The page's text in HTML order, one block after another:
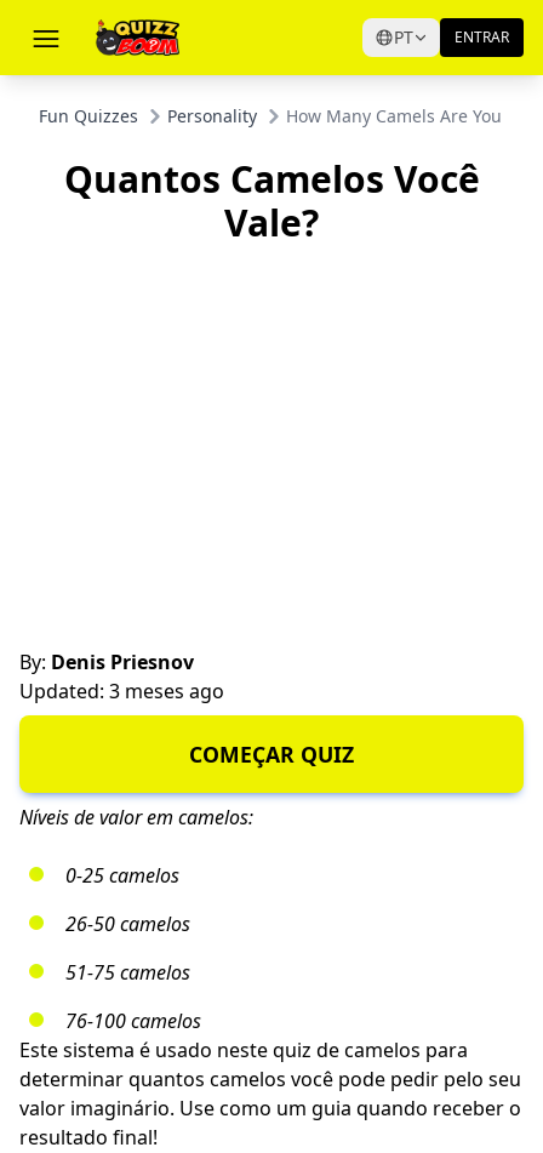
PT ENTRAR
Fun Quizzes Personality How Many Camels Are You
Quantos Camelos Você
Vale?
By: Denis Priesnov
Updated: 3 meses ago
COMEÇAR QUIZ
Níveis de valor em camelos:
0-25 camelos
26-50 camelos
51-75 camelos
76-100 camelos
Este sistema é usado neste quiz de camelos para
determinar quantos camelos você pode pedir pelo seu
valor imaginário. Use como um guia quando receber o
resultado final!